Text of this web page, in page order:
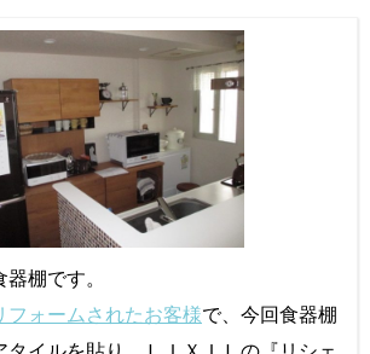
棚です。
フォームされたお客様で、今回食器棚